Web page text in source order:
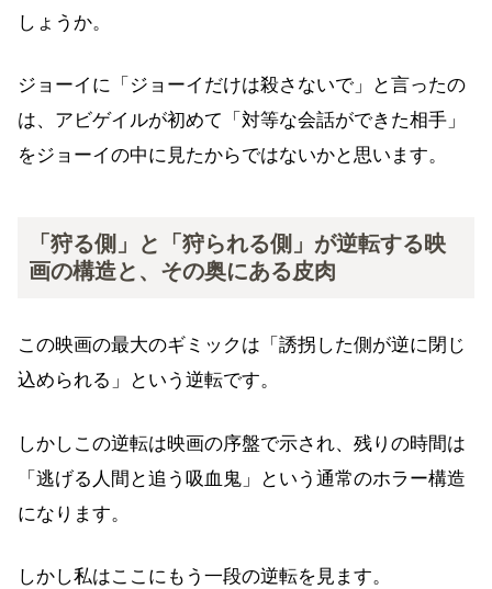
しょうか。
ジョーイに「ジョーイだけは殺さないで」と言ったの
は、アビゲイルが初めて「対等な会話ができた相手」
をジョーイの中に見たからではないかと思います。
「狩る側」と「狩られる側」が逆転する映
画の構造と、その奥にある皮肉
この映画の最大のギミックは「誘拐した側が逆に閉じ
込められる」という逆転です。
しかしこの逆転は映画の序盤で示され、残りの時間は
「逃げる人間と追う吸血鬼」という通常のホラー構造
になります。
しかし私はここにもう一段の逆転を見ます。